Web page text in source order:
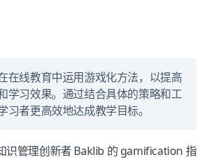
在线教育中运用游戏化方法，以提高
学习效果。通过结合具体的策略和工
习者更高效地达成教学目标。
识管理创新者 Baklib 的 gamification 指